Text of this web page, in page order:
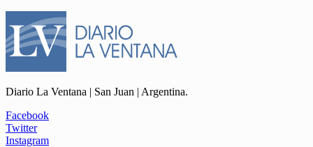
Diario La Ventana | San Juan | Argentina.
Facebook
Twitter
Instagram